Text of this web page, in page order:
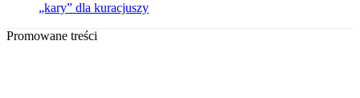
„kary” dla kuracjuszy
Promowane treści